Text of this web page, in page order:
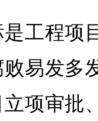
程项目
易发多
项审批